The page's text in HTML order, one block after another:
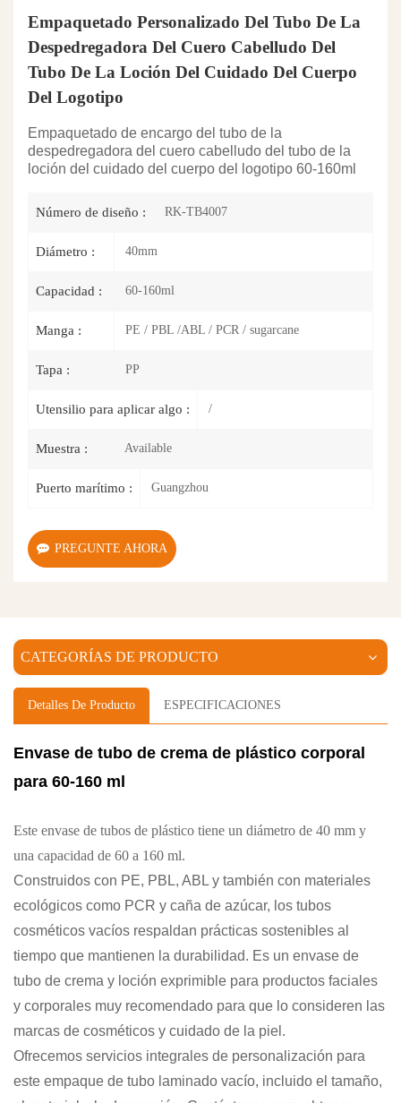
Empaquetado Personalizado Del Tubo De La
Despedregadora Del Cuero Cabelludo Del
Tubo De La Loción Del Cuidado Del Cuerpo
Del Logotipo
Empaquetado de encargo del tubo de la
despedregadora del cuero cabelludo del tubo de la
loción del cuidado del cuerpo del logotipo 60-160ml
Número de diseño : RK-TB4007
Diámetro : 40mm
Capacidad : 60-160ml
Manga : PE / PBL /ABL / PCR / sugarcane
Tapa : PP
Utensilio para aplicar algo : /
Muestra : Available
Puerto marítimo : Guangzhou
PREGUNTE AHORA
CATEGORÍAS DE PRODUCTO
Detalles De Producto ESPECIFICACIONES
Envase de tubo de crema de plástico corporal
para 60-160 ml
Este envase de tubos de plástico tiene un diámetro de 40 mm y
una capacidad de 60 a 160 ml.
Construidos con PE, PBL, ABL y también con materiales
ecológicos como PCR y caña de azúcar, los tubos
cosméticos vacíos respaldan prácticas sostenibles al
tiempo que mantienen la durabilidad. Es un envase de
tubo de crema y loción exprimible para productos faciales
y corporales muy recomendado para que lo consideren las
marcas de cosméticos y cuidado de la piel.
Ofrecemos servicios integrales de personalización para
este empaque de tubo laminado vacío, incluido el tamaño,